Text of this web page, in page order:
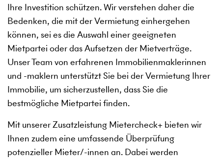
Ihre Investition schützen. Wir verstehen daher die
Bedenken, die mit der Vermietung einhergehen
können, sei es die Auswahl einer geeigneten
Mietpartei oder das Aufsetzen der Mietverträge.
Unser Team von erfahrenen Immobilienmaklerinnen
und -maklern unterstützt Sie bei der Vermietung Ihrer
Immobilie, um sicherzustellen, dass Sie die
bestmögliche Mietpartei finden.
Mit unserer Zusatzleistung Mietercheck+ bieten wir
Ihnen zudem eine umfassende Überprüfung
potenzieller Mieter/-innen an. Dabei werden